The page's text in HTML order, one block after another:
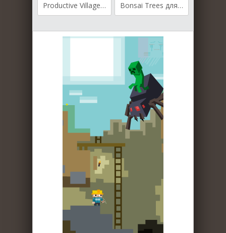
Productive Villagers для Майнкрафт [1.19.2, 1.18.2] Bonsai Trees для Майнкрафт [1.12.2]